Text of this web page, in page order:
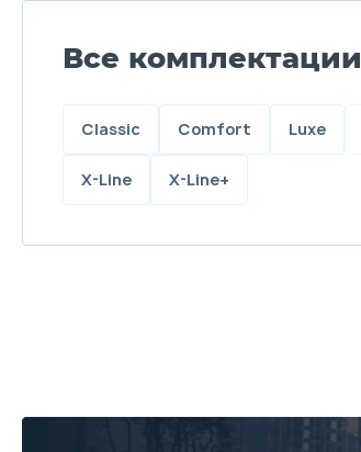
Все комплектации
Classic Comfort Luxe
X-Line X-Line+